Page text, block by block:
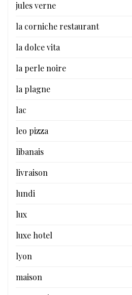
jules verne
la corniche restaurant
la dolce vita
la perle noire
la plagne
lac
leo pizza
libanais
livraison
lundi
lux
luxe hotel
lyon
maison